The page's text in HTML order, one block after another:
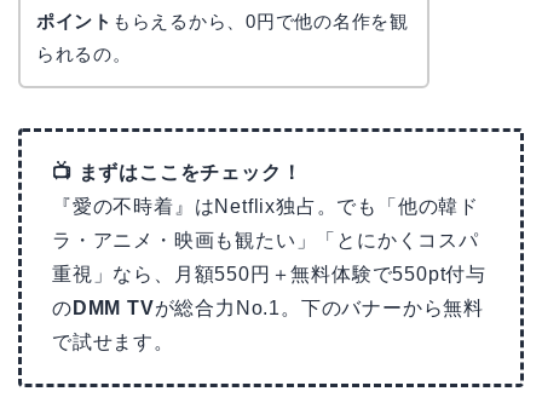
ポイント もらえるから、0円で他の名作を観
られるの。
📺 まずはここをチェック！
『愛の不時着』はNetflix独占。でも「他の韓ド
ラ・アニメ・映画も観たい」「とにかくコスパ
重視」なら、月額550円＋無料体験で550pt付与
の DMM TVが総合力No.1。下のバナーから無料
で試せます。